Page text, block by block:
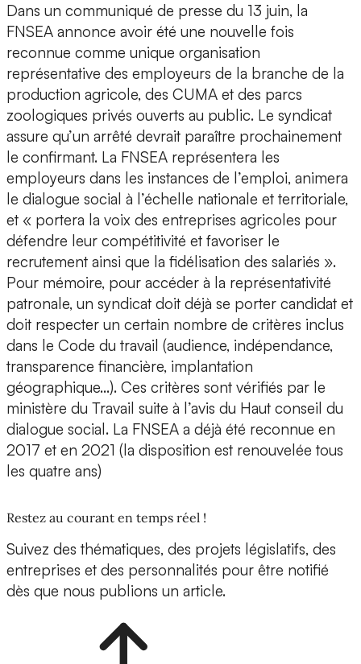
Dans un communiqué de presse du 13 juin, la
FNSEA annonce avoir été une nouvelle fois
reconnue comme unique organisation
représentative des employeurs de la branche de la
production agricole, des CUMA et des parcs
zoologiques privés ouverts au public. Le syndicat
assure qu’un arrêté devrait paraître prochainement
le confirmant. La FNSEA représentera les
employeurs dans les instances de l’emploi, animera
le dialogue social à l’échelle nationale et territoriale,
et « portera la voix des entreprises agricoles pour
défendre leur compétitivité et favoriser le
recrutement ainsi que la fidélisation des salariés ».
Pour mémoire, pour accéder à la représentativité
patronale, un syndicat doit déjà se porter candidat et
doit respecter un certain nombre de critères inclus
dans le Code du travail (audience, indépendance,
transparence financière, implantation
géographique…). Ces critères sont vérifiés par le
ministère du Travail suite à l’avis du Haut conseil du
dialogue social. La FNSEA a déjà été reconnue en
2017 et en 2021 (la disposition est renouvelée tous
les quatre ans)
Restez au courant en temps réel !
Suivez des thématiques, des projets législatifs, des
entreprises et des personnalités pour être notifié
dès que nous publions un article.